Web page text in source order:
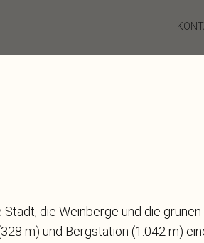
die Weinberge und die
m) und Bergstation (1.042 m)